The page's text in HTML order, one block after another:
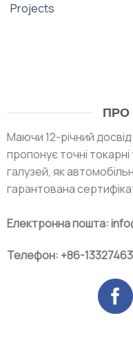
Projects
ПРО
Маючи 12-річний
пропонує точні
галузей, як
гарантована
Електронна пошта:
Телефон: +86-